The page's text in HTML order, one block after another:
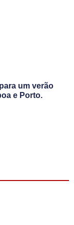
um verão
e Porto.